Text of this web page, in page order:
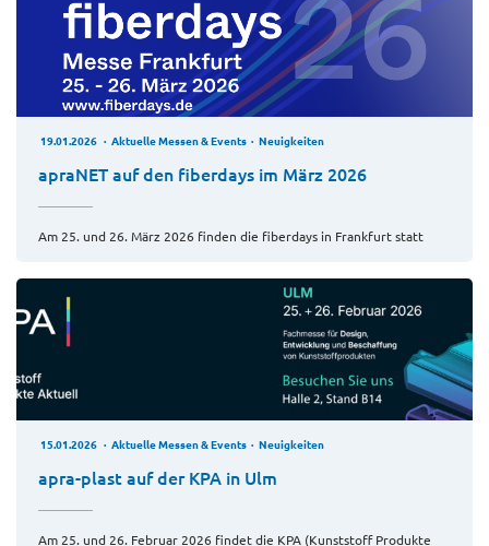
19.01.2026 Aktuelle Messen & Events Neuigkeiten
apraNET auf den fiberdays im März 2026
Am 25. und 26. März 2026 finden die fiberdays in Frankfurt statt
15.01.2026 Aktuelle Messen & Events Neuigkeiten
apra-plast auf der KPA in Ulm
Am 25. und 26. Februar 2026 findet die KPA (Kunststoff Produkte